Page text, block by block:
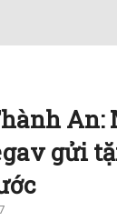
An:
gửi